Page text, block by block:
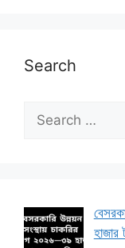
Search
Search
for:
হাজার